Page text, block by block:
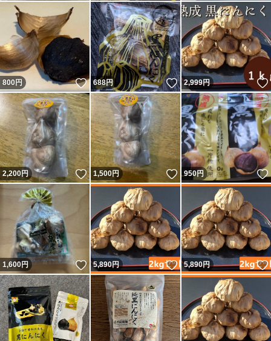
800円 いいね！
688円 いいね！
2,999円
2,200円 いいね！
1,500円 いいね！
950円
1,600円 いいね！
5,890円 いいね！
5,890円